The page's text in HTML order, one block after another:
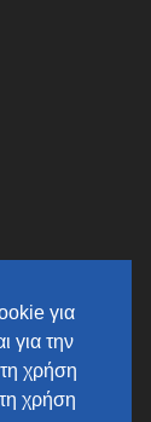
για
για την
χρήση
χρήση